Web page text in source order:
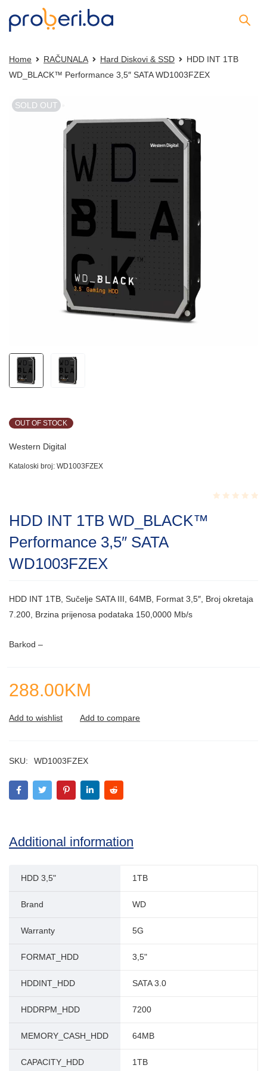
Home RAČUNALA Hard Diskovi & SSD
HDD INT 1TB
WD_BLACK™ Performance 3,5″ SATA WD1003FZEX
SOLD OUT
OUT OF STOCK
Western Digital
Kataloski broj: WD1003FZEX
HDD INT 1TB WD_BLACK™
Performance 3,5″ SATA
WD1003FZEX
HDD INT 1TB, Sučelje SATA III, 64MB, Format 3,5″, Broj okretaja
7.200, Brzina prijenosa podataka 150,0000 Mb/s
Barkod –
288.00KM
SKU: WD1003FZEX
Additional information
HDD 3,5" 1TB
Brand WD
Warranty 5G
FORMAT_HDD 3,5"
HDDINT_HDD SATA 3.0
HDDRPM_HDD 7200
MEMORY_CASH_HDD 64MB
CAPACITY_HDD 1TB